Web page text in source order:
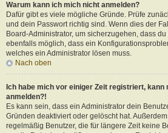
Warum kann ich mich nicht anmelden?
Dafür gibt es viele mögliche Gründe. Prüfe
und dein Passwort richtig sind. Wenn dies der
Board-Administrator, um sicherzugehen, dass
ebenfalls möglich, dass ein
welches ein Administrator lösen muss.
Nach oben
Ich habe mich vor einiger Zeit registriert,
anmelden?!
Es kann sein, dass ein Administrator dein
Gründen deaktiviert oder gelöscht hat.
regelmäßig Benutzer, die für längere Zeit keine